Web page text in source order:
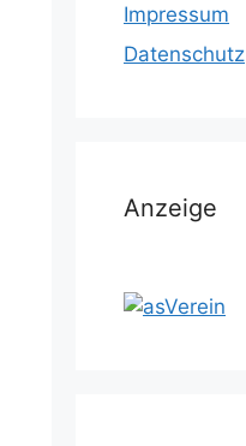
Impressum
Datenschutz
Anzeige